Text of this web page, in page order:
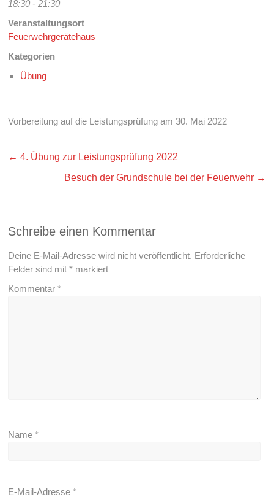
18:30 - 21:30
Veranstaltungsort
Feuerwehrgerätehaus
Kategorien
Übung
Vorbereitung auf die Leistungsprüfung am 30. Mai 2022
← 4. Übung zur Leistungsprüfung 2022
Besuch der Grundschule bei der Feuerwehr →
Schreibe einen Kommentar
Deine E-Mail-Adresse wird nicht veröffentlicht. Erforderliche
Felder sind mit* markiert
Kommentar*
Name*
E-Mail-Adresse*